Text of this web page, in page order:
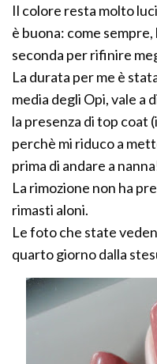
Il colore resta molto
è buona: come
seconda per rifinire
La durata per me è
media degli Opi, vale a
la presenza di top coat
perchè mi riduco a
prima di andare a
La rimozione non ha
rimasti aloni.
Le foto che state
quarto giorno dalla